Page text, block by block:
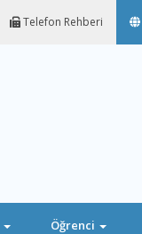
Telefon Rehberi
Öğrenci